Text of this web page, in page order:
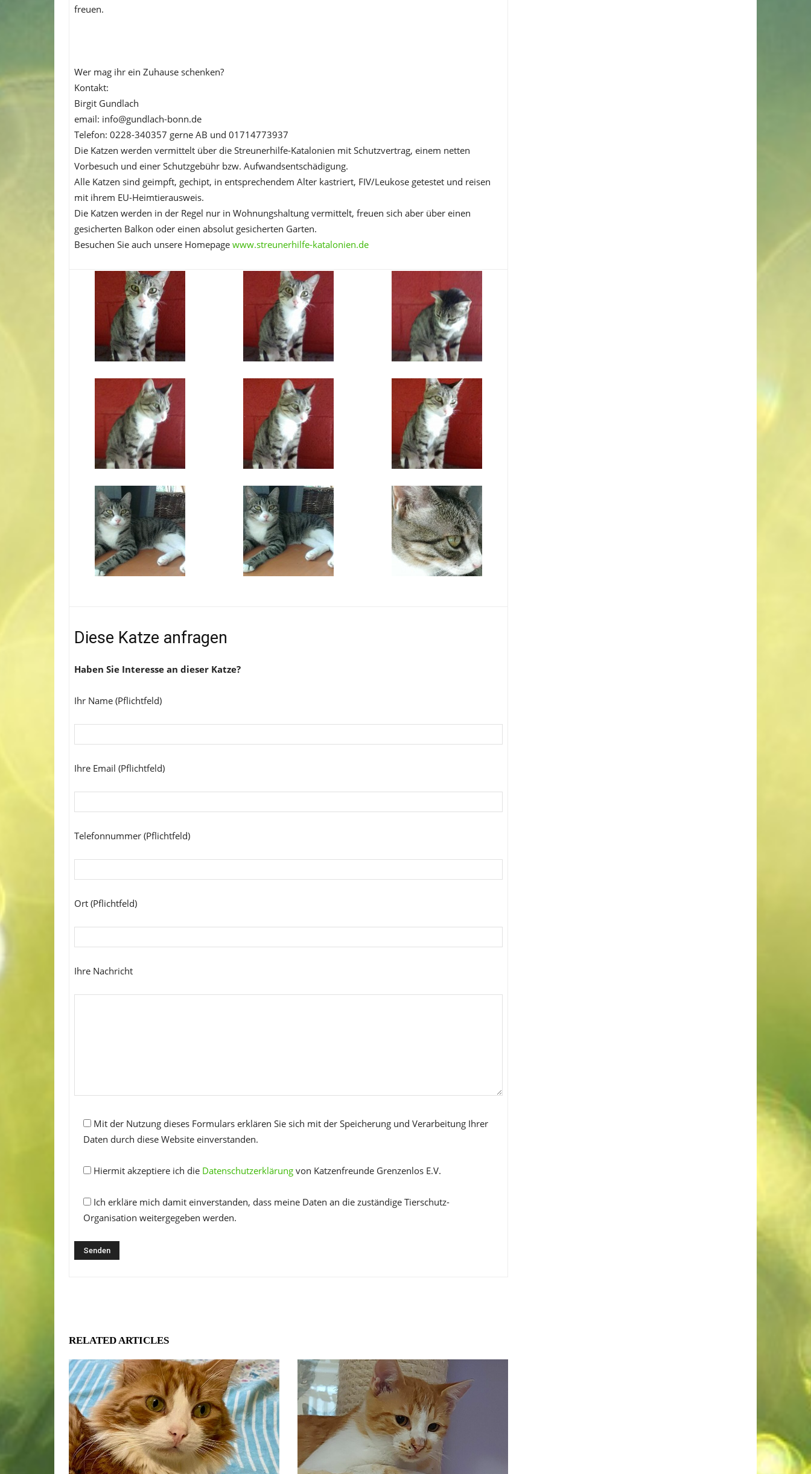
freuen.
Wer mag ihr ein Zuhause schenken?
Kontakt:
Birgit Gundlach
email: info@gundlach-bonn.de
Telefon: 0228-340357 gerne AB und 01714773937
Die Katzen werden vermittelt über die Streunerhilfe-Katalonien mit Schutzvertrag, einem netten
Vorbesuch und einer Schutzgebühr bzw. Aufwandsentschädigung.
Alle Katzen sind geimpft, gechipt, in entsprechendem Alter kastriert, FIV/Leukose getestet und reisen
mit ihrem EU-Heimtierausweis.
Die Katzen werden in der Regel nur in Wohnungshaltung vermittelt, freuen sich aber über einen
gesicherten Balkon oder einen absolut gesicherten Garten.
Besuchen Sie auch unsere Homepage www.streunerhilfe-katalonien.de
Diese Katze anfragen
Haben Sie Interesse an dieser Katze?
Ihr Name (Pflichtfeld)
Ihre Email (Pflichtfeld)
Telefonnummer (Pflichtfeld)
Ort (Pflichtfeld)
Ihre Nachricht
Mit der Nutzung dieses Formulars erklären Sie sich mit der Speicherung und Verarbeitung Ihrer
Daten durch diese Website einverstanden.
Hiermit akzeptiere ich die Datenschutzerklärung von Katzenfreunde Grenzenlos E.V.
Ich erkläre mich damit einverstanden, dass meine Daten an die zuständige Tierschutz-
Organisation weitergegeben werden.
RELATED ARTICLES